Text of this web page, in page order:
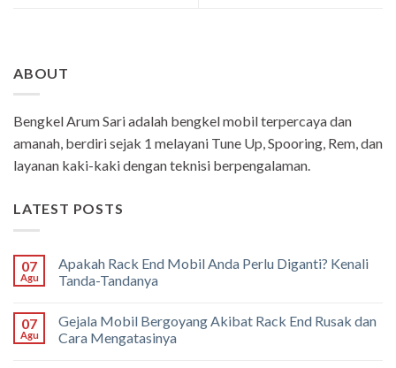
ABOUT
Bengkel Arum Sari adalah bengkel mobil terpercaya dan
amanah, berdiri sejak 1 melayani Tune Up, Spooring, Rem, dan
layanan kaki-kaki dengan teknisi berpengalaman.
LATEST POSTS
07
Agu
Apakah Rack End Mobil Anda Perlu Diganti? Kenali
Tanda-Tandanya
07
Agu
Gejala Mobil Bergoyang Akibat Rack End Rusak dan
Cara Mengatasinya